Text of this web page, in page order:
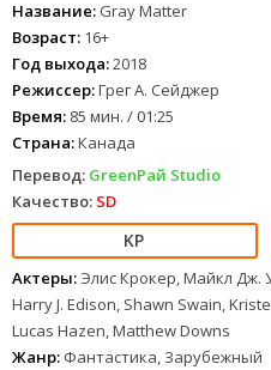
Название: Gray Matter
Возраст: 16+
Год выхода:2018
Режиссер:Грег А. Сейджер
Время: 85 мин. / 01:25
Страна:Канада
Перевод: GreenРай Studio
Качество: SD
Актеры: Элис Крокер, Майкл Дж.
Harry J. Edison, Shawn Swain,
Lucas Hazen, Matthew Downs
Жанр: Фантастика, Зарубежный